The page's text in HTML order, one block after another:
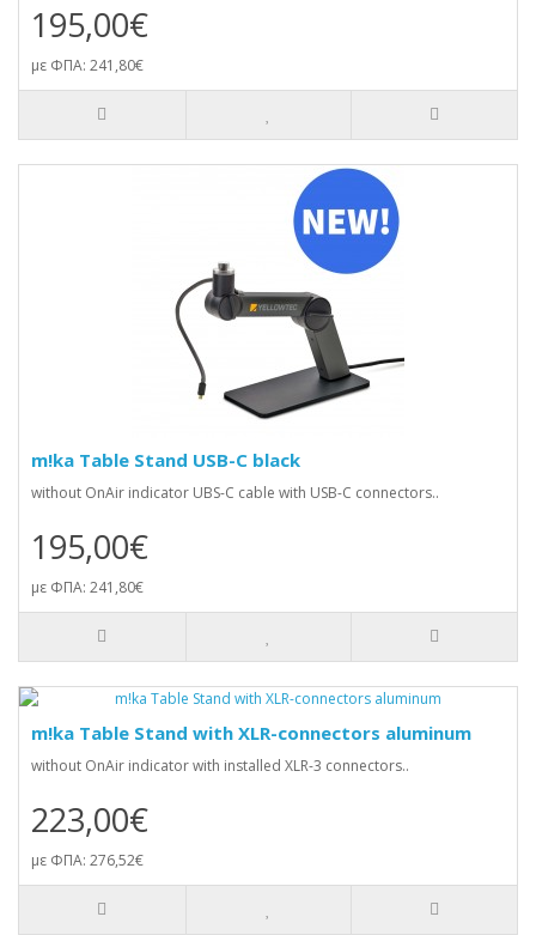
195,00€
με ΦΠΑ: 241,80€
m!ka Table Stand USB-C black
without OnAir indicator UBS-C cable with USB-C connectors..
195,00€
με ΦΠΑ: 241,80€
m!ka Table Stand with XLR-connectors aluminum
without OnAir indicator with installed XLR-3 connectors..
223,00€
με ΦΠΑ: 276,52€